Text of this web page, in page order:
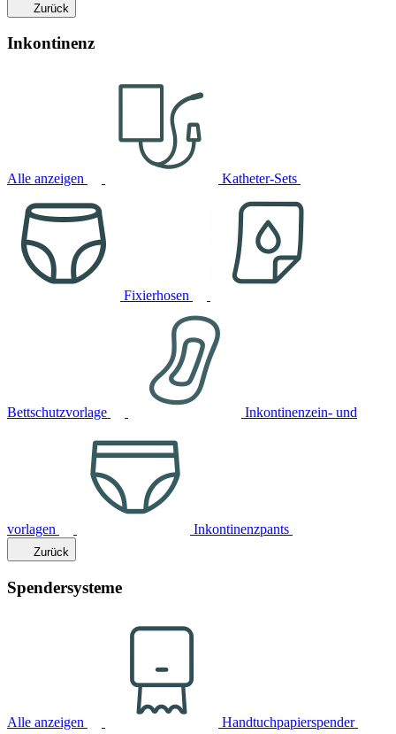
Zurück
Inkontinenz
Alle anzeigen Katheter-Sets
Fixierhosen
Bettschutzvorlage Inkontinenzein- und
vorlagen Inkontinenzpants
Zurück
Spendersysteme
Alle anzeigen Handtuchpapierspender